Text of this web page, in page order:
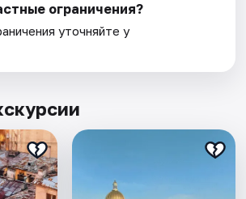
ограничения?
уточняйте у